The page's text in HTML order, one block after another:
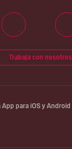
Trabaja con nosotros
para iOS y Android